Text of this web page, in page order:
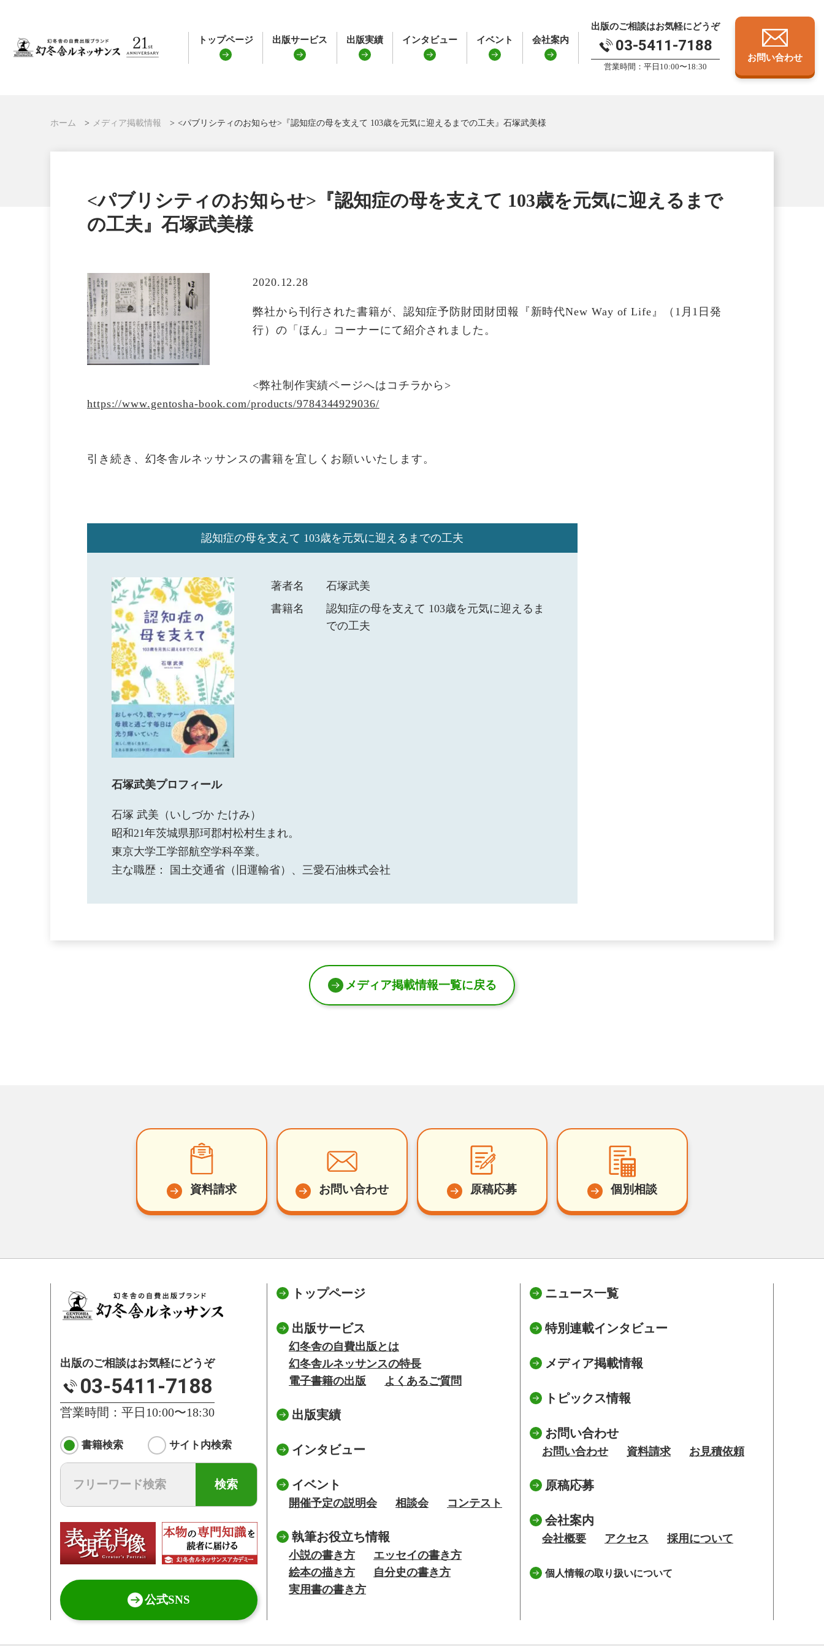
トップページ 出版サービス 出版実績 インタビュー イベント 会社案内
出版のご相談はお気軽にどうぞ
03-5411-7188
営業時間：平日10:00〜18:30
お問い合わせ
ホーム メディア掲載情報 <パブリシティのお知らせ>『認知症の母を支えて 103歳を元気に迎えるまでの工夫』石塚武美様
<パブリシティのお知らせ>『認知症の母を支えて 103歳を元気に迎えるまで
の工夫』石塚武美様
2020.12.28
弊社から刊行された書籍が、認知症予防財団財団報『新時代New Way of Life』（1月1日発
行）の「ほん」コーナーにて紹介されました。
<弊社制作実績ページへはコチラから>
https://www.gentosha-book.com/products/9784344929036/
引き続き、幻冬舎ルネッサンスの書籍を宜しくお願いいたします。
認知症の母を支えて 103歳を元気に迎えるまでの工夫
著者名
石塚武美
書籍名
認知症の母を支えて 103歳を元気に迎えるま
での工夫
石塚武美プロフィール
石塚 武美（いしづか たけみ）
昭和21年茨城県那珂郡村松村生まれ。
東京大学工学部航空学科卒業。
主な職歴： 国土交通省（旧運輸省）、三愛石油株式会社
メディア掲載情報一覧に戻る
資料請求 お問い合わせ 原稿応募 個別相談
出版のご相談はお気軽にどうぞ
03-5411-7188
営業時間：平日10:00〜18:30
書籍検索 サイト内検索
検索
公式SNS
トップページ
出版サービス
幻冬舎の自費出版とは
幻冬舎ルネッサンスの特長
電子書籍の出版
よくあるご質問
出版実績
インタビュー
イベント
開催予定の説明会 相談会 コンテスト
執筆お役立ち情報
小説の書き方
エッセイの書き方
絵本の描き方
自分史の書き方
実用書の書き方
ニュース一覧
特別連載インタビュー
メディア掲載情報
トピックス情報
お問い合わせ
お問い合わせ 資料請求 お見積依頼
原稿応募
会社案内
会社概要 アクセス 採用について
個人情報の取り扱いについて